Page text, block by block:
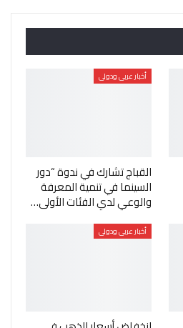
أخبار عربى ودولى
القباج تشارك في ندوة “دور
السينما في تنمية المعرفة
والوعي لدي الفئات الأولى…
أخبار عربى ودولى